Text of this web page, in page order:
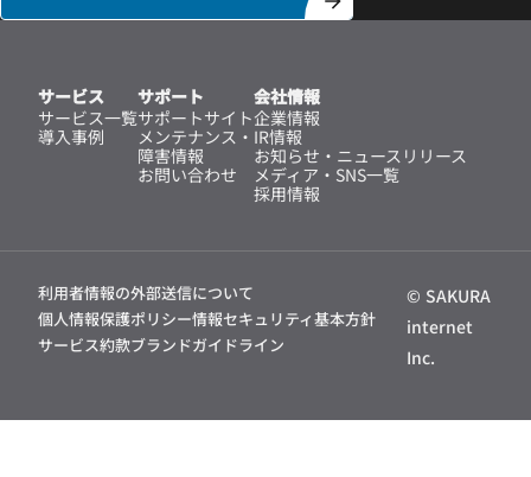
サービス
サービス一覧
導入事例
サポート
サポートサイト
メンテナンス・
障害情報
お問い合わせ
会社情報
企業情報
IR情報
お知らせ・ニュースリリース
メディア・SNS一覧
採用情報
利用者情報の外部送信について
個人情報保護ポリシー情報セキュリティ基本方針
サービス約款ブランドガイドライン
© SAKURA
internet
Inc.